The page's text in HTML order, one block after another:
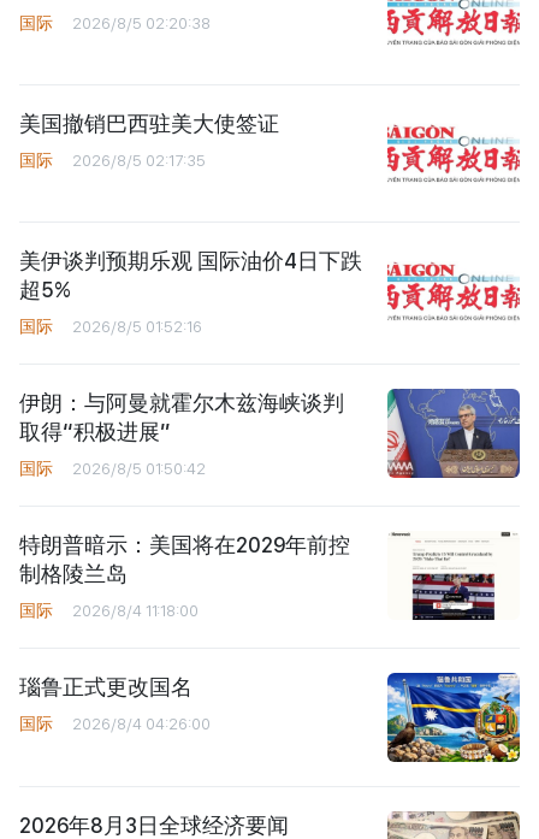
国际 2026/8/5 02:20:38
美国撤销巴西驻美大使签证
国际 2026/8/5 02:17:35
美伊谈判预期乐观 国际油价4日下跌
超5%
国际 2026/8/5 01:52:16
伊朗：与阿曼就霍尔木兹海峡谈判
取得“积极进展”
国际 2026/8/5 01:50:42
特朗普暗示：美国将在2029年前控
制格陵兰岛
国际 2026/8/4 11:18:00
瑙鲁正式更改国名
国际 2026/8/4 04:26:00
2026年8月3日全球经济要闻